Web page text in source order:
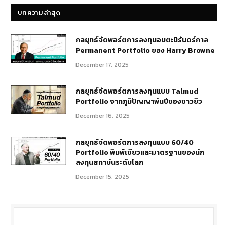
บทความล่าสุด
กลยุทธ์​จัดพอร์ตการลงทุนอมตะนิรันดร์กาล
Permanent Portfolio ของ Harry Browne
December 17, 2025
กลยุทธ์จัดพอร์ตการลงทุนแบบ Talmud
Portfolio จากภูมิปัญญาพันปีของชาวยิว
December 16, 2025
กลยุทธ์จัดพอร์ตการลงทุนแบบ 60/40
Portfolio พิมพ์เขียวและมาตรฐานของนัก
ลงทุนสถาบันระดับโลก
December 15, 2025